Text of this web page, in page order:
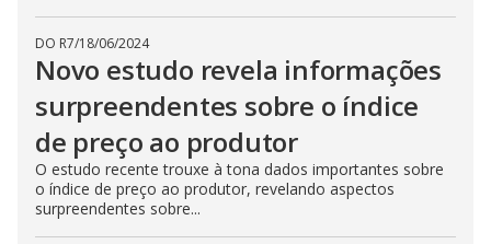
DO R7/18/06/2024
Novo estudo revela informações
surpreendentes sobre o índice
de preço ao produtor
O estudo recente trouxe à tona dados importantes sobre
o índice de preço ao produtor, revelando aspectos
surpreendentes sobre...